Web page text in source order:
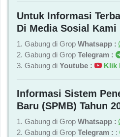
Untuk Informasi
Di Media Sosial Kami
1. Gabung di Grop Whatsapp :
2. Gabung di Grop Telegram :
3. Gabung di Youtube : Klik
Informasi Sistem
Baru (SPMB) Tahun
1. Gabung di Grop Whatsapp :
2. Gabung di Grop Telegram : :